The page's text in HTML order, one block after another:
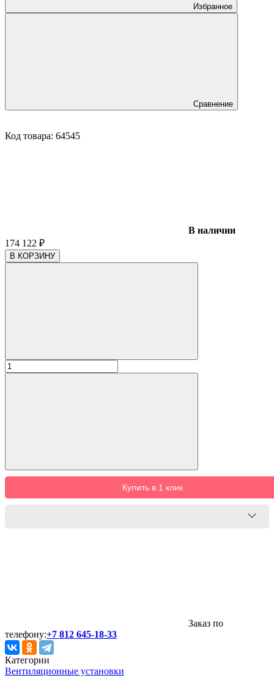
Избранное
Сравнение
Код товара: 64545
В наличии
174 122 ₽
В КОРЗИНУ
Купить в 1 клик
Заказ по
телефону:+7 812 645-18-33
Категории
Вентиляционные установки